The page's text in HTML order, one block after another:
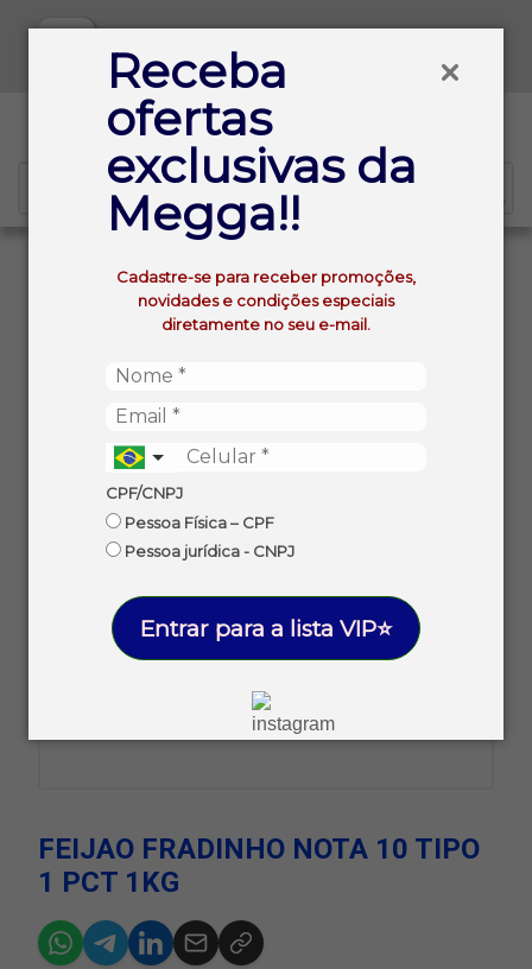
Receba
ofertas
exclusivas da
Megga!!
Cadastre-se para receber promoções,
novidades e condições especiais
diretamente no seu e-mail.
CPF/CNPJ
Pessoa Física – CPF
Pessoa jurídica - CNPJ
Entrar para a lista VIP⭐
FEIJAO FRADINHO NOTA 10 TIPO 1 PCT 1KG
FEIJAO FRADINHO NOTA 10 TIPO
1 PCT 1KG